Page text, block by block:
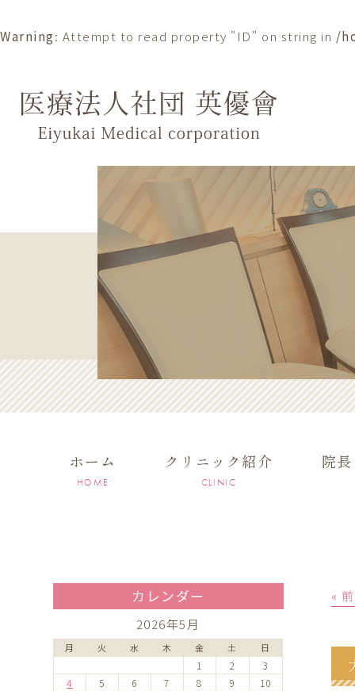
Warning: Attempt to read property "ID" on string in /
ホーム
HOME
クリニック紹介
CLINIC
院
«
カレンダー
2026年5月
月 火 水 木 金 土 日
1 2
3
4
5 6 7 8 9
10